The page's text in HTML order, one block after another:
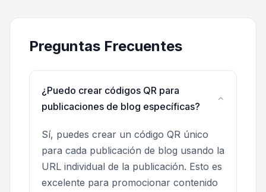
Preguntas Frecuentes
¿Puedo crear códigos QR para
publicaciones de blog específicas?
Sí, puedes crear un código QR único
para cada publicación de blog usando la
URL individual de la publicación. Esto es
excelente para promocionar contenido